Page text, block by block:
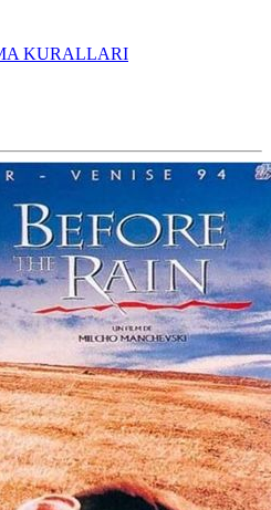
KURALLARI